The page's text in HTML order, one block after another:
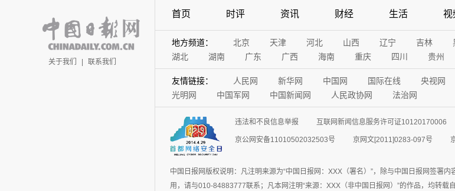
关于我们 | 联系我们
首页 时评 资讯 财经 生活 视
地方频道： 北京 天津 河北 山西 辽宁 吉林
湖北
湖南 广东 广西 海南 重庆 四川 贵州
友情链接： 人民网 新华网 中国网 国际在线 央视网
光明网
中国军网 中国新闻网 人民政协网 法治网
违法和不良信息举报 互联网新闻信息服务许可证10120170006
京公网安备11010502032503号 京网文[2011]0283-097号
中国日报网版权说明：凡注明来源为“中国日报网：XXX（署名）”，除与中国日报网签署
用，请与010-84883777联系；凡本网注明“来源：XXX（非中国日报网）”的作品，均转